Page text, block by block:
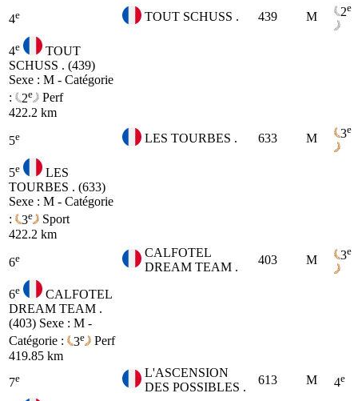
4e TOUT SCHUSS . 439 M 2e
4e
TOUT
SCHUSS . (439)
Sexe : M - Catégorie
:
2e
Perf
422.2 km
5e LES TOURBES . 633 M 3e
5e
LES
TOURBES . (633)
Sexe : M - Catégorie
:
3e
Sport
422.2 km
6e
CALFOTEL
DREAM TEAM .
403 M 3e
6e
CALFOTEL
DREAM TEAM .
(403) Sexe : M -
Catégorie :
3e
Perf
419.85 km
7e
L'ASCENSION
DES POSSIBLES .
613 M 4e